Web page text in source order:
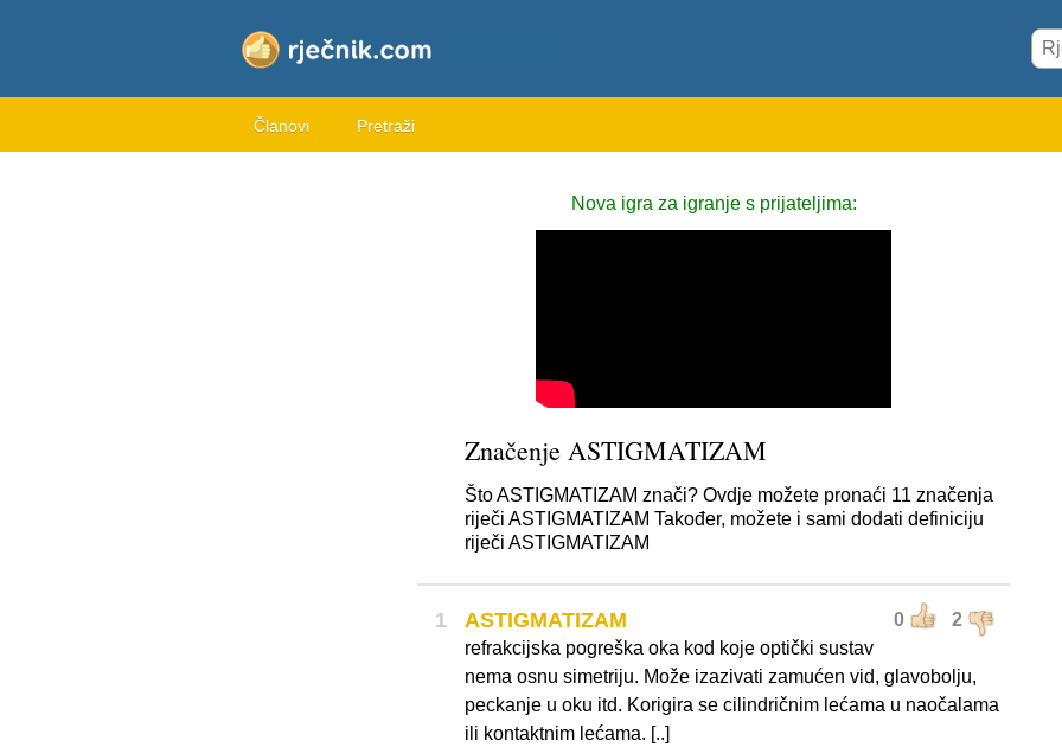
Članovi Pretraži
Nova igra za igranje s prijateljima:
Značenje ASTIGMATIZAM
Što ASTIGMATIZAM znači? Ovdje možete pronaći 11 značenja
riječi ASTIGMATIZAM Također, možete i sami dodati definiciju
riječi ASTIGMATIZAM
1 0 2
ASTIGMATIZAM
refrakcijska pogreška oka kod koje optički sustav
nema osnu simetriju. Može izazivati zamućen vid, glavobolju,
peckanje u oku itd. Korigira se cilindričnim lećama u naočalama
ili kontaktnim lećama. [..]